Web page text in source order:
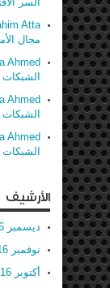
Atta
مجال
Ahmed
الشبكات
Ahmed
الشبكات
Ahmed
الشبكات
الأرشيف
ديسمبر 2016
نوفمبر 2016
أكتوبر 2016